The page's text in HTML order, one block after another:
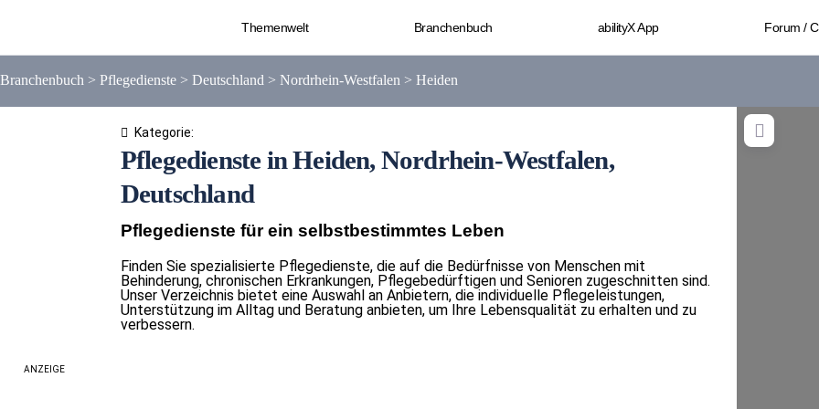
Themenwelt Branchenbuch abilityX App Forum /
Branchenbuch > Pflegedienste > Deutschland > Nordrhein-Westfalen > Heiden
Kategorie:
Pflegedienste in Heiden, Nordrhein-Westfalen,
Deutschland
Pflegedienste für ein selbstbestimmtes Leben
Finden Sie spezialisierte Pflegedienste, die auf die Bedürfnisse von Menschen mit
Behinderung, chronischen Erkrankungen, Pflegebedürftigen und Senioren zugeschnitten sind.
Unser Verzeichnis bietet eine Auswahl an Anbietern, die individuelle Pflegeleistungen,
Unterstützung im Alltag und Beratung anbieten, um Ihre Lebensqualität zu erhalten und zu
verbessern.
ANZEIGE